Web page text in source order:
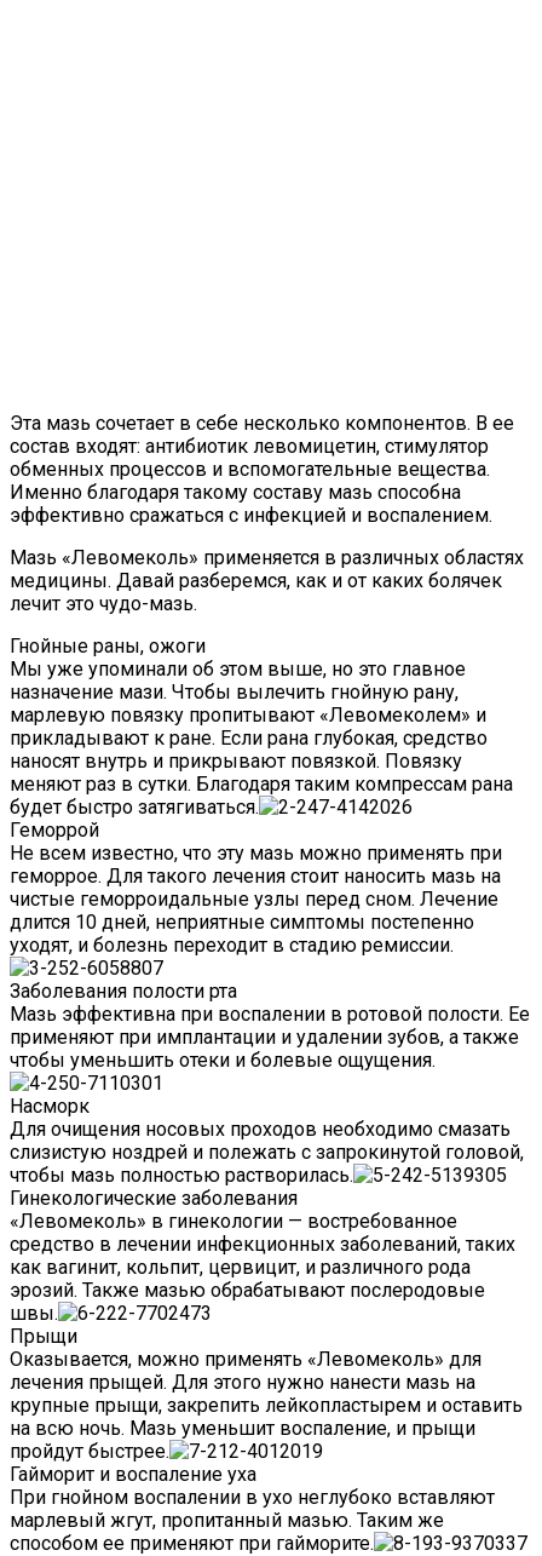
Эта мазь сочетает в себе несколько компонентов. В ее
состав входят: антибиотик левомицетин, стимулятор
обменных процессов и вспомогательные вещества.
Именно благодаря такому составу мазь способна
эффективно сражаться с инфекцией и воспалением.
Мазь «Левомеколь» применяется в различных областях
медицины. Давай разберемся, как и от каких болячек
лечит это чудо-мазь.
Гнойные раны, ожоги
Мы уже упоминали об этом выше, но это главное
назначение мази. Чтобы вылечить гнойную рану,
марлевую повязку пропитывают «Левомеколем» и
прикладывают к ране. Если рана глубокая, средство
наносят внутрь и прикрывают повязкой. Повязку
меняют раз в сутки. Благодаря таким компрессам рана
будет быстро затягиваться.
Геморрой
Не всем известно, что эту мазь можно применять при
геморрое. Для такого лечения стоит наносить мазь на
чистые геморроидальные узлы перед сном. Лечение
длится 10 дней, неприятные симптомы постепенно
уходят, и болезнь переходит в стадию ремиссии.
Заболевания полости рта
Мазь эффективна при воспалении в ротовой полости. Ее
применяют при имплантации и удалении зубов, а также
чтобы уменьшить отеки и болевые ощущения.
Насморк
Для очищения носовых проходов необходимо смазать
слизистую ноздрей и полежать с запрокинутой головой,
чтобы мазь полностью растворилась.
Гинекологические заболевания
«Левомеколь» в гинекологии — востребованное
средство в лечении инфекционных заболеваний, таких
как вагинит, кольпит, цервицит, и различного рода
эрозий. Также мазью обрабатывают послеродовые
швы.
Прыщи
Оказывается, можно применять «Левомеколь» для
лечения прыщей. Для этого нужно нанести мазь на
крупные прыщи, закрепить лейкопластырем и оставить
на всю ночь. Мазь уменьшит воспаление, и прыщи
пройдут быстрее.
Гайморит и воспаление уха
При гнойном воспалении в ухо неглубоко вставляют
марлевый жгут, пропитанный мазью. Таким же
способом ее применяют при гайморите.